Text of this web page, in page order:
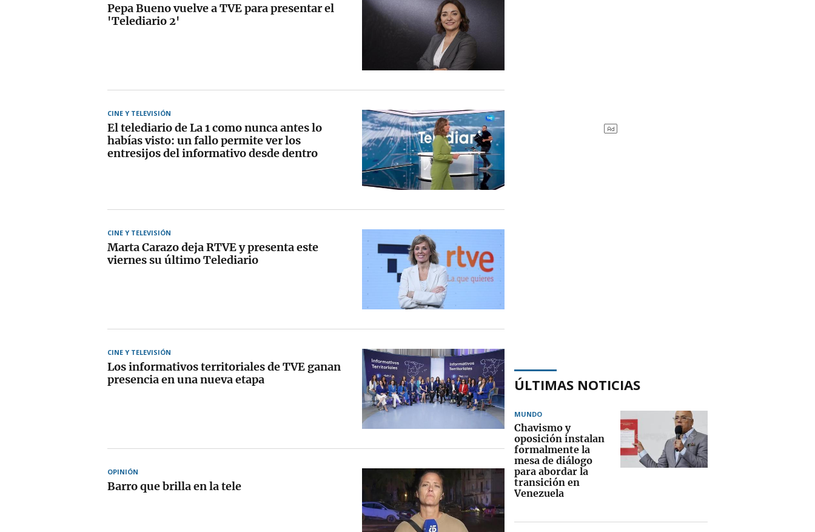
Pepa Bueno vuelve a TVE para presentar el
'Telediario 2'
CINE Y TELEVISIÓN
El telediario de La 1 como nunca antes lo
habías visto: un fallo permite ver los
entresijos del informativo desde dentro
CINE Y TELEVISIÓN
Marta Carazo deja RTVE y presenta este
viernes su último Telediario
CINE Y TELEVISIÓN
Los informativos territoriales de TVE ganan
presencia en una nueva etapa
OPINIÓN
Barro que brilla en la tele
ÚLTIMAS NOTICIAS
MUNDO
Chavismo y
oposición instalan
formalmente la
mesa de diálogo
para abordar la
transición en
Venezuela